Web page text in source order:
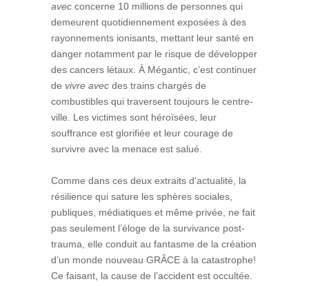
avec concerne 10 millions de personnes qui
demeurent quotidiennement exposées à des
rayonnements ionisants, mettant leur santé en
danger notamment par le risque de développer
des cancers létaux. À Mégantic, c’est continuer
de vivre avec des trains chargés de
combustibles qui traversent toujours le centre-
ville. Les victimes sont héroïsées, leur
souffrance est glorifiée et leur courage de
survivre avec la menace est salué.
Comme dans ces deux extraits d’actualité, la
résilience qui sature les sphères sociales,
publiques, médiatiques et même privée, ne fait
pas seulement l’éloge de la survivance post-
trauma, elle conduit au fantasme de la création
d’un monde nouveau GRÂCE à la catastrophe!
Ce faisant, la cause de l’accident est occultée.